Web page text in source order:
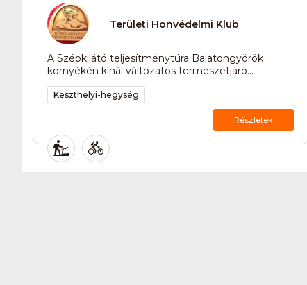
Területi Honvédelmi Klub
A Szépkilátó teljesítménytúra Balatongyörök
környékén kínál változatos természetjáró...
Keszthelyi-hegység
Részletek